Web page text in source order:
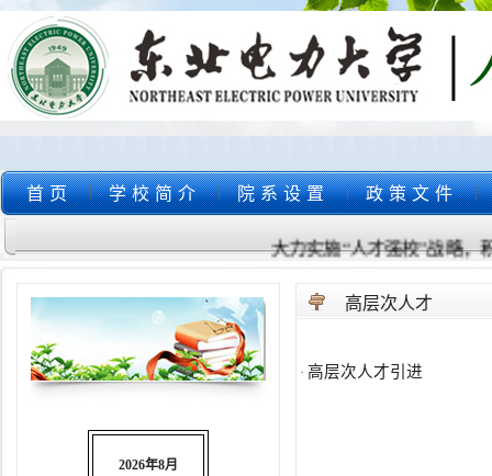
首页 | 学校简介 | 院系设置 | 政策文件 |
大力实施“人才强校”战略，积
2026年8月
高层次人才
· 高层次人才引进